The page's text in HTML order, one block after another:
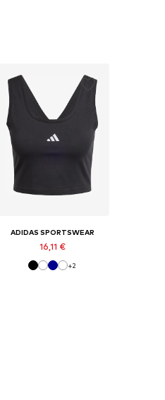
ADIDAS SPORTSWEAR
16,11 €
+2